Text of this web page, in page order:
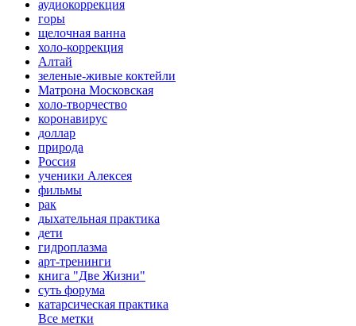
аудиокоррекция
горы
щелочная ванна
холо-коррекция
Алтай
зеленые-живые коктейли
Матрона Московская
холо-творчество
коронавирус
доллар
природа
Россия
ученики Алексея
фильмы
рак
дыхательная практика
дети
гидроплазма
арт-тренинги
книга "Две Жизни"
суть форума
катарсическая практика
Все метки